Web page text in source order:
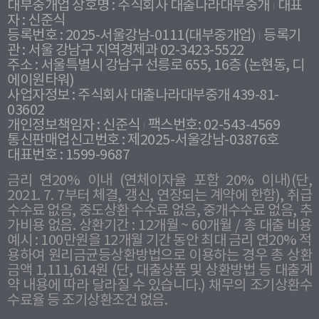
대부중개업 상호명 : 주식회사 대출나라대부중개
대표
자 : 신준식
등록번호 : 2025-서울강남-0111(대부중개업) 등록기
관 : 서울 강남구 지역경제과 02-3423-5522
주소 : 서울특별시 강남구 선릉로 655, 16층 (논현동, 디
에이원타워)
사업자정보 : 주식회사 대출나라대부중개 439-81-
03602
개인정보책임자 : 신준식
팩스번호: 02-543-4569
통신판매업신고번호 : 제2025-서울강남-03876호
대표번호 : 1599-9687
금리 연20% 이내 (연체이자율 포함 20% 이내)(단,
2021. 7. 7부터 체결, 갱신, 연장되는 계약에 한함), 취급
수수료 없음, 중도상환 수수료 없음, 중개수수료 없음, 추
가비용 없음. 상환기간 : 12개월 ~ 60개월 / 총 대출 비용
예시 : 100만원을 12개월 기간 동안 최대 금리 연20% 적
용하여 원리금균등상환방법으로 이용하는 경우 총 상환
금액 1,111,614원 (단, 대출상품 및 상환방법 등 대출계
약 내용에 따라 달라질 수 있습니다.) 채무의 조기상환수
수료율 등 조기상환조건 없음.